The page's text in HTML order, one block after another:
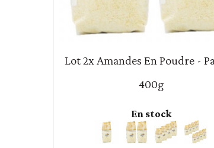
Lot 2x Amandes En Poudre -
400g
En stock